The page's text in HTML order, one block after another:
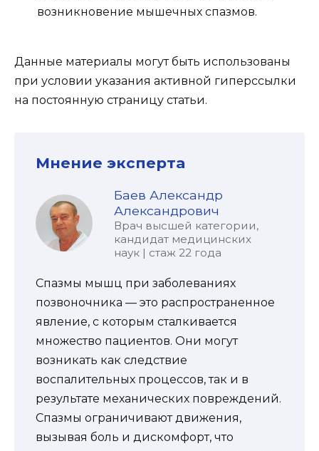
возникновение мышечных спазмов.
Данные материалы могут быть использованы
при условии указания активной гиперссылки
на постоянную страницу статьи.
Мнение эксперта
Баев Александр
Александрович
Врач высшей категории,
кандидат медицинских
наук | стаж 22 года
Спазмы мышц при заболеваниях
позвоночника — это распространенное
явление, с которым сталкивается
множество пациентов. Они могут
возникать как следствие
воспалительных процессов, так и в
результате механических повреждений.
Спазмы ограничивают движения,
вызывая боль и дискомфорт, что